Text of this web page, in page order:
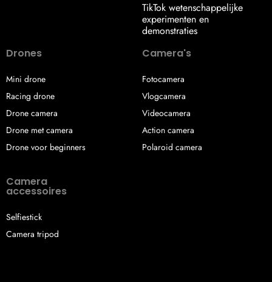
TikTok wetenschappelijke
experimenten en
demonstraties
Drones
Mini drone
Racing drone
Drone camera
Drone met camera
Drone voor beginners
Camera's
Fotocamera
Vlogcamera
Videocamera
Action camera
Polaroid camera
Camera
accessoires
Selfiestick
Camera tripod